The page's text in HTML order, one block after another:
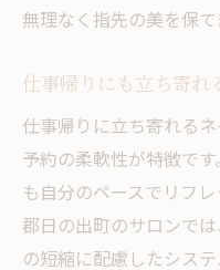
無理なく指先の美を保て
仕事帰りにも立ち寄れ
仕事帰りに立ち寄れる
予約の柔軟性が特徴で
も自分のペースでリフ
郡日の出町のサロンで
の短縮に配慮したシス